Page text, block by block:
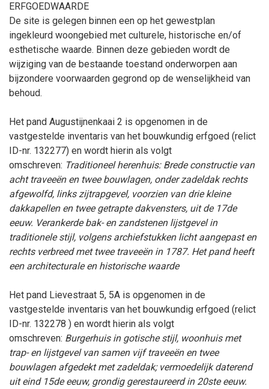
ERFGOEDWAARDE
De site is gelegen binnen een op het gewestplan
ingekleurd woongebied met culturele, historische en/of
esthetische waarde. Binnen deze gebieden wordt de
wijziging van de bestaande toestand onderworpen aan
bijzondere voorwaarden gegrond op de wenselijkheid van
behoud.
Het pand Augustijnenkaai 2 is opgenomen in de
vastgestelde inventaris van het bouwkundig erfgoed (relict
ID-nr. 132277) en wordt hierin als volgt
omschreven: Traditioneel herenhuis: Brede constructie van
acht traveeën en twee bouwlagen, onder zadeldak rechts
afgewolfd, links zijtrapgevel, voorzien van drie kleine
dakkapellen en twee getrapte dakvensters, uit de 17de
eeuw. Verankerde bak- en zandstenen lijstgevel in
traditionele stijl, volgens archiefstukken licht aangepast en
rechts verbreed met twee traveeën in 1787. Het pand heeft
een architecturale en historische waarde
Het pand Lievestraat 5, 5A is opgenomen in de
vastgestelde inventaris van het bouwkundig erfgoed (relict
ID-nr. 132278 ) en wordt hierin als volgt
omschreven: Burgerhuis in gotische stijl, woonhuis met
trap- en lijstgevel van samen vijf traveeën en twee
bouwlagen afgedekt met zadeldak; vermoedelijk daterend
uit eind 15de eeuw, grondig gerestaureerd in 20ste eeuw.